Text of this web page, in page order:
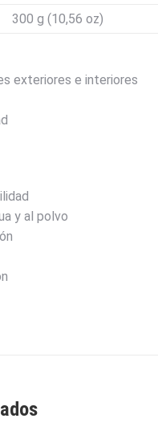
300 g (10,56 oz)
exteriores e interiores
y al polvo